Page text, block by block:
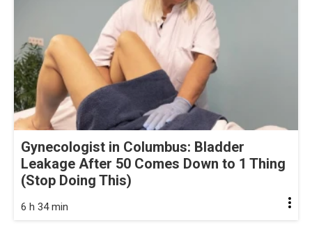
Gynecologist in Columbus: Bladder
Leakage After 50 Comes Down to 1 Thing
(Stop Doing This)
6 h 34 min